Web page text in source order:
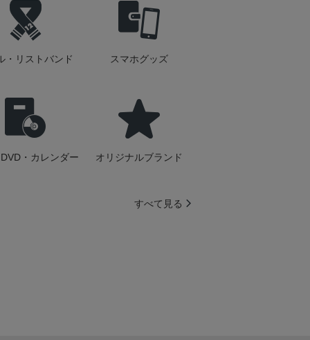
・リストバンド スマホグッズ
・カレンダー オリジナルブランド
すべて見る